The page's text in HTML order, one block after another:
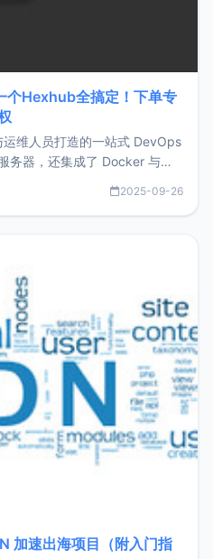
个Hexhub全搞定！下单专
维人员打造的一站式 DevOps
务器，还集成了 Docker 与常
可同时搞定运维与数据库操
2025-09-26
加速出海项目（附入门指